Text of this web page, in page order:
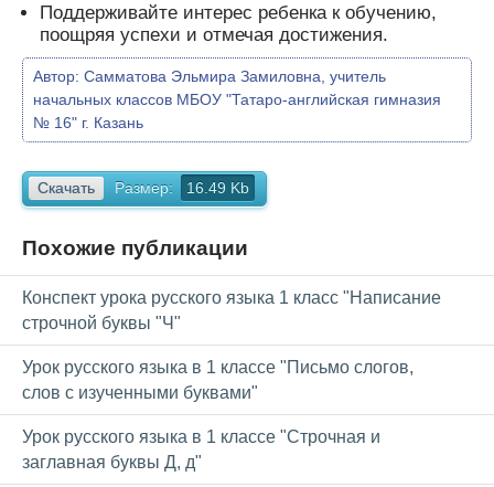
Поддерживайте интерес ребенка к обучению,
поощряя успехи и отмечая достижения.
Автор: Самматова Эльмира Замиловна, учитель
начальных классов МБОУ "Татаро-английская гимназия
№ 16" г. Казань
Скачать Размер: 16.49 Kb
Похожие публикации
Конспект урока русского языка 1 класс "Написание
строчной буквы "Ч"
Урок русского языка в 1 классе "Письмо слогов,
слов с изученными буквами"
Урок русского языка в 1 классе "Строчная и
заглавная буквы Д, д"